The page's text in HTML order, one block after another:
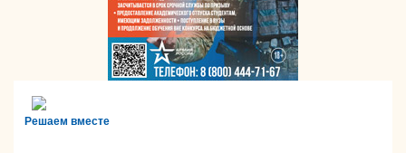
Решаем вместе